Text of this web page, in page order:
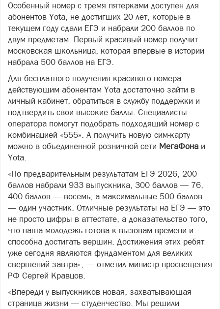
Особенный номер с тремя пятерками доступен для
абонентов Yota, не достигших 20 лет, которые в
текущем году сдали ЕГЭ и набрали 200 баллов по
двум предметам. Первый красивый номер получит
московская школьница, которая впервые в истории
набрала 500 баллов на ЕГЭ.
Для бесплатного получения красивого номера
действующим абонентам Yota достаточно зайти в
личный кабинет, обратиться в службу поддержки и
подтвердить свои высокие баллы. Специалисты
оператора помогут подобрать подходящий номер с
комбинацией «555». А получить новую сим-карту
можно в объединенной розничной сети МегаФонаи
Yota.
«По предварительным результатам ЕГЭ 2026, 200
баллов набрали 933 выпускника, 300 баллов — 76,
400 баллов — восемь, а максимальные 500 баллов
— один участник. Отличные результаты на ЕГЭ — это
не просто цифры в аттестате, а доказательство того,
что наша молодежь готова к вызовам времени и
способна достигать вершин. Достижения этих ребят
уже сегодня являются фундаментом для великих
свершений завтра», — отметил министр просвещения
РФ Сергей Кравцов.
«Впереди у выпускников новая, захватывающая
страница жизни — студенчество. Мы решили